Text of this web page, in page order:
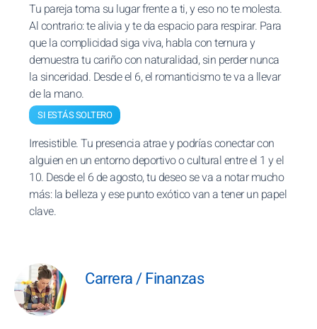
Tu pareja toma su lugar frente a ti, y eso no te molesta.
Al contrario: te alivia y te da espacio para respirar. Para
que la complicidad siga viva, habla con ternura y
demuestra tu cariño con naturalidad, sin perder nunca
la sinceridad. Desde el 6, el romanticismo te va a llevar
de la mano.
SI ESTÁS SOLTERO
Irresistible. Tu presencia atrae y podrías conectar con
alguien en un entorno deportivo o cultural entre el 1 y el
10. Desde el 6 de agosto, tu deseo se va a notar mucho
más: la belleza y ese punto exótico van a tener un papel
clave.
Carrera / Finanzas